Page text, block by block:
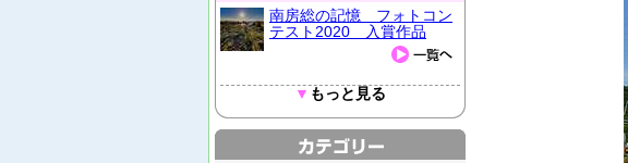
南房総の記憶 フォトコン
テスト2020 入賞作品
▼ もっと見る